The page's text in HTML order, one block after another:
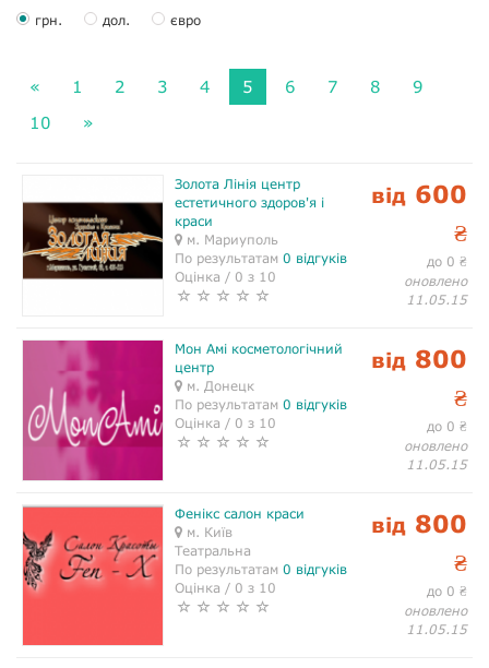
грн. дол. євро
« 1 2 3 4 5 6 7 8
9
10
»
Золота Лінія центр
естетичного здоров'я і
краси
м. Мариуполь
По результатам 0 відгуків
Оцінка / 0 з 10
від 600
₴
до 0 ₴
оновлено
11.05.15
Мон Амі косметологічний
центр
м. Донецк
По результатам 0 відгуків
Оцінка / 0 з 10
від 800
₴
до 0 ₴
оновлено
11.05.15
Фенікс салон краси
м. Київ
Театральна
По результатам 0 відгуків
Оцінка / 0 з 10
від 800
₴
до 0 ₴
оновлено
11.05.15